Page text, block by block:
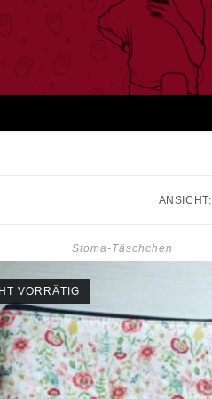
ANSICHT:
Stoma-Täschchen
VORRÄTIG